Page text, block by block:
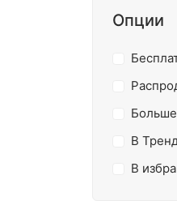
Опции
В
В